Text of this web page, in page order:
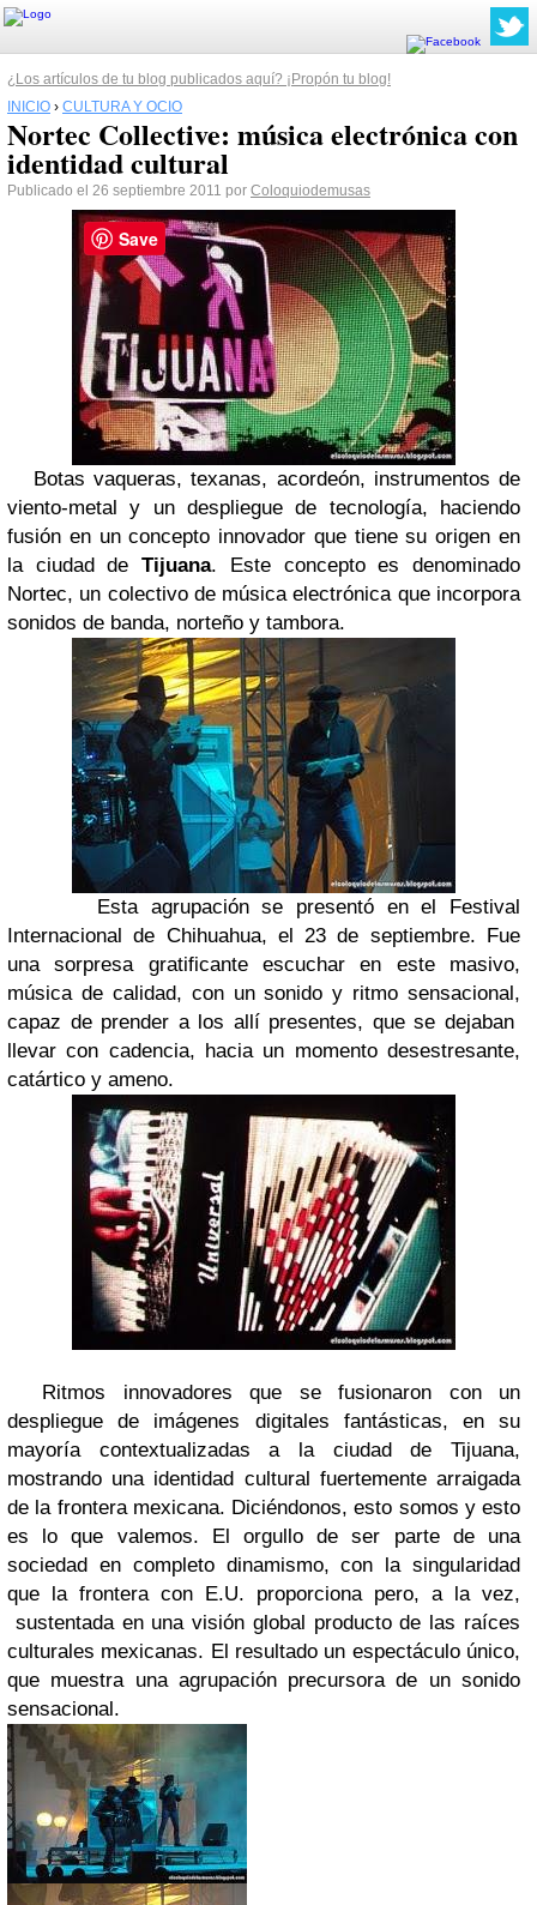
¿Los artículos de tu blog publicados aquí? ¡Propón tu blog!
INICIO › CULTURA Y OCIO
Nortec Collective: música electrónica con
identidad cultural
Publicado el 26 septiembre 2011 por Coloquiodemusas
Botas vaqueras, texanas, acordeón, instrumentos de
viento-metal y un despliegue de tecnología, haciendo
fusión en un concepto innovador que tiene su origen en
la ciudad deTijuana. Este concepto es denominado
Nortec, un colectivo de música electrónica que incorpora
sonidos de banda, norteño y tambora.
Esta agrupación se presentó en el Festival
Internacional de Chihuahua, el 23 de septiembre. Fue
una sorpresa gratificante escuchar en este masivo,
música de calidad, con un sonido y ritmo sensacional,
capaz de prender a los allí presentes, que se dejaban
llevar con cadencia, hacia un momento desestresante,
catártico y ameno.
Ritmos innovadores que se fusionaron con un
despliegue de imágenes digitales fantásticas, en su
mayoría contextualizadas a la ciudad de Tijuana,
mostrando una identidad cultural fuertemente arraigada
de la frontera mexicana. Diciéndonos, esto somos y esto
es lo que valemos. El orgullo de ser parte de una
sociedad en completo dinamismo, con la singularidad
que la frontera con E.U. proporciona pero, a la vez,
sustentada en una visión global producto de las raíces
culturales mexicanas. El resultado un espectáculo único,
que muestra una agrupación precursora de un sonido
sensacional.
Save